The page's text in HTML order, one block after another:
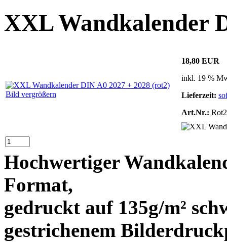
XXL Wandkalender
Bild vergrößern
18,80 EUR
inkl. 19 %
Lieferzeit:
Art.Nr.:
Hochwertiger
Format,
gedruckt auf 135g/m²
gestrichenem